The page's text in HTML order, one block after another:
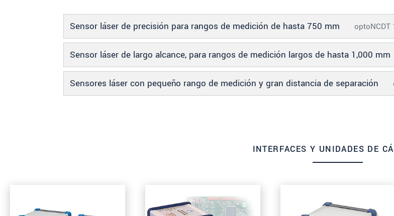
Sensor láser de precisión para rangos de medición de hasta 750 mm optoNCDT
Sensor láser de largo alcance, para rangos de medición largos de hasta 1,000 mm
Sensores láser con pequeño rango de medición y gran distancia de separación
INTERFACES Y UNIDADES DE